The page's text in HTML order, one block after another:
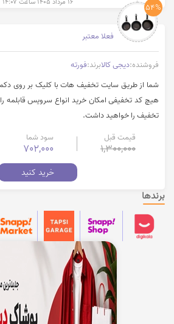
۱۶ مرداد ۱۴۰۵ ساعت ۱۴:۰۷
54%
فعلا معتبر
فروشنده:دیجی کالابرند:فورته
شما از طریق سایت تخفیف هات با کلیک بر روی
تخفیف را خواهید داشت.
قیمت قبل
1,300,000
سود شما
702,000
خرید کنید
برندها